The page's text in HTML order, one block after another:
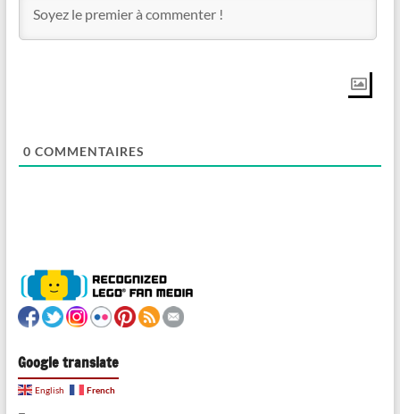
0 COMMENTAIRES
Google translate
English French